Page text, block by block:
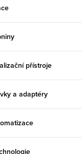
přístroje
a adaptéry